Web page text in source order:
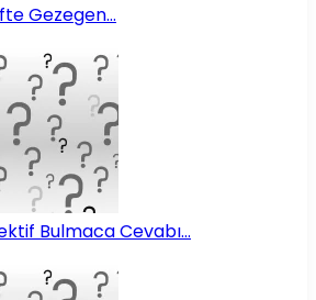
Gezegen…
Bulmaca Cevabı…